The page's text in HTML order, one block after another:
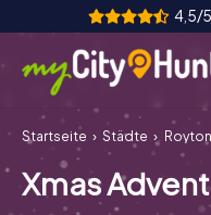
4,5/
So funktioniert's
Städte
Startseite Städte Royton
Xmas